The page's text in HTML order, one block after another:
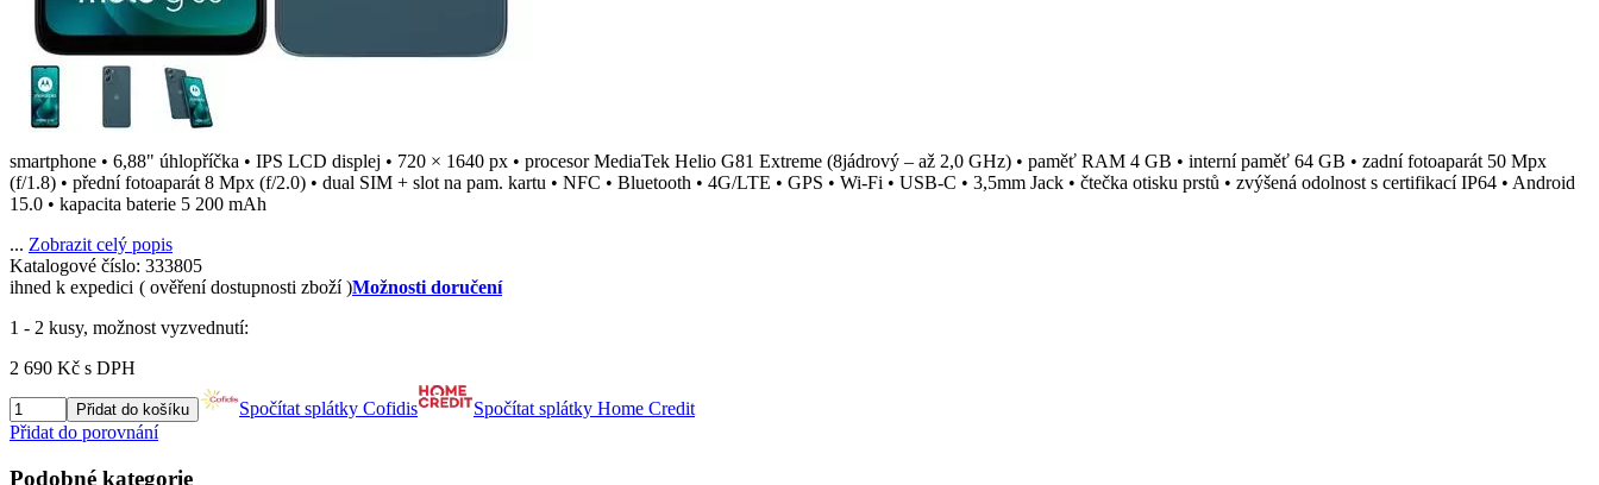
smartphone • 6,88" úhlopříčka • IPS LCD displej • 720 × 1640 px • procesor MediaTek Helio G81 Extreme (8jádrový – až 2,0 GHz) • paměť RAM 4 GB • interní paměť 64 GB • zadní fotoaparát 50 Mpx
(f/1.8) • přední fotoaparát 8 Mpx (f/2.0) • dual SIM + slot na pam. kartu • NFC • Bluetooth • 4G/LTE • GPS • Wi-Fi • USB-C • 3,5mm Jack • čtečka otisku prstů • zvýšená odolnost s certifikací IP64 • Android
15.0 • kapacita baterie 5 200 mAh
... Zobrazit celý popis
Katalogové číslo: 333805
ihned k expedici ( ověření dostupnosti zboží )Možnosti doručení
1 - 2 kusy, možnost vyzvednutí:
2 690 Kč s DPH
Přidat do košíku Spočítat splátky Cofidis
Spočítat splátky Home Credit
Přidat do porovnání
Podobné kategorie